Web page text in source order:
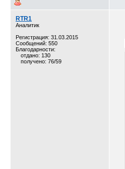
RTR1
Аналитик
Регистрация: 31.03.2015
Сообщений: 550
Благодарности:
отдано: 130
получено: 76/59